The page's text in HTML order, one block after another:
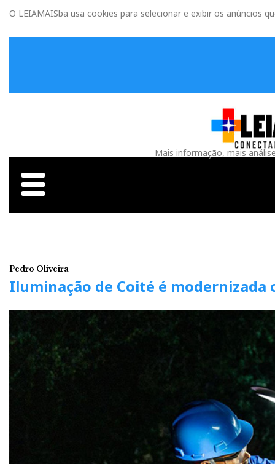
O LEIAMAISba usa cookies para selecionar e exibir os anúncios
Mais informação, mais
Pedro Oliveira
Iluminação de Coité é modernizada